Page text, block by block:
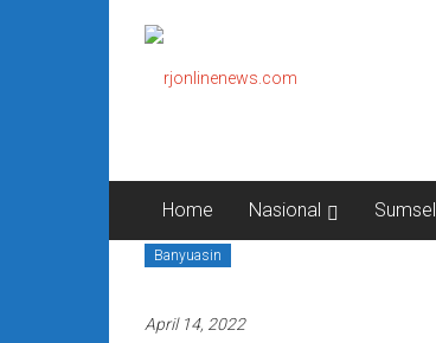
rjonlinenews.com
Faktual
Home
Nasional Sumsel
Banyuasin
April 14, 2022